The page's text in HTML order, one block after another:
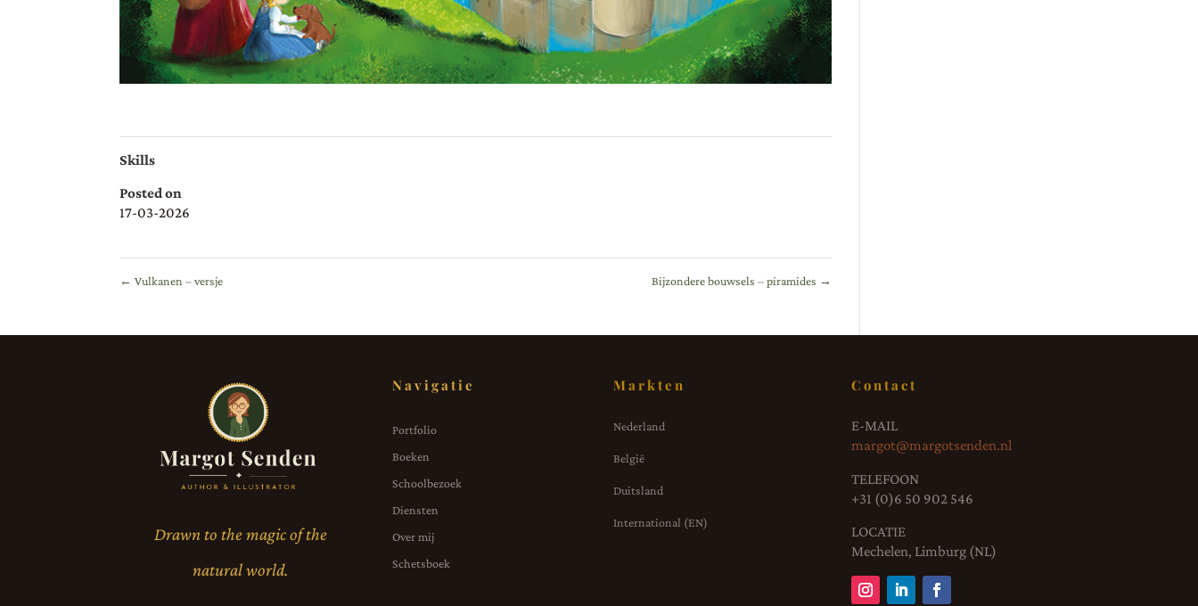
Skills
Posted on
17-03-2026
← Vulkanen – versje Bijzondere bouwsels – piramides →
Drawn to the magic of the
natural world.
Navigatie
Portfolio
Boeken
Schoolbezoek
Diensten
Over mij
Schetsboek
Markten
Nederland
België
Duitsland
International (EN)
Contact
E-MAIL
margot@margotsenden.nl
TELEFOON
+31 (0)6 50 902 546
LOCATIE
Mechelen, Limburg (NL)